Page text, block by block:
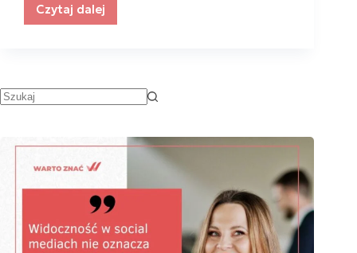
Czytaj dalej
Top
przeczytać
rozwijając
w
2023